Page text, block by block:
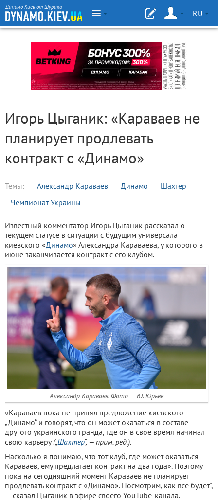
Динамо Киев от Шурика
RU
Игорь Цыганик: «Караваев не
планирует продлевать
контракт с «Динамо»
Темы: Александр Караваев Динамо
Шахтер
Чемпионат Украины
Известный комментатор Игорь Цыганик рассказал о
текущем статусе в ситуации с будущим универсала
киевского «Динамо» Александра Караваева, у которого в
июне заканчивается контракт с его клубом.
Александр Караваев. Фото — Ю. Юрьев
«Караваев пока не принял предложение киевского
„Динамо“ и говорят, что он может оказаться в составе
другого украинского гранда, где он в свое время начинал
свою карьеру(„Шахтер“, — прим. ред.).
Насколько я понимаю, что тот клуб, где может оказаться
Караваев, ему предлагает контракт на два года». Поэтому
пока на сегодняшний момент Караваев не планирует
продлевать контракт с «Динамо». Посмотрим, как всё будет",
— сказал Цыганик в эфире своего YouTube-канала.